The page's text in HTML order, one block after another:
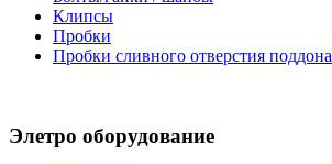
Клипсы
Пробки
Пробки сливного отверстия поддона
Элетро оборудование